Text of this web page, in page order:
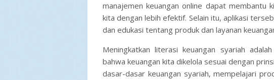
manajemen keuangan online dapat membantu
kita dengan lebih efektif. Selain itu, aplikasi
dan edukasi tentang produk dan layanan
Meningkatkan literasi keuangan syariah
bahwa keuangan kita dikelola sesuai dengan
dasar-dasar keuangan syariah, mempelajari